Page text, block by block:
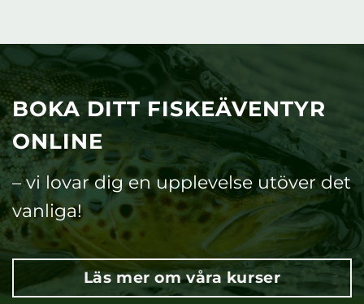
BOKA DITT FISKEÄVENTYR
ONLINE
– vi lovar dig en upplevelse utöver det
vanliga!
Läs mer om våra kurser